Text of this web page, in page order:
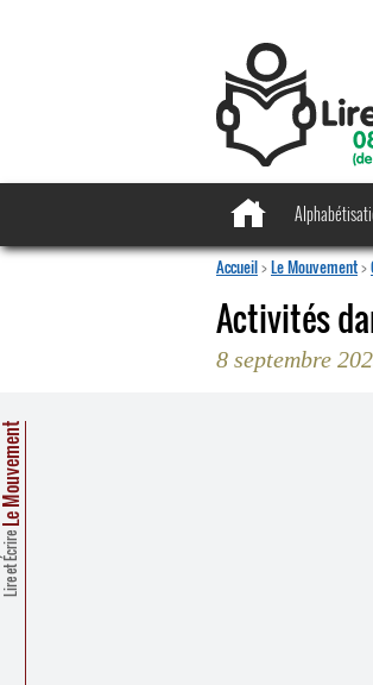
Accueil>Le Mouvement>
Activités
8 septembre
Lire et Écrire